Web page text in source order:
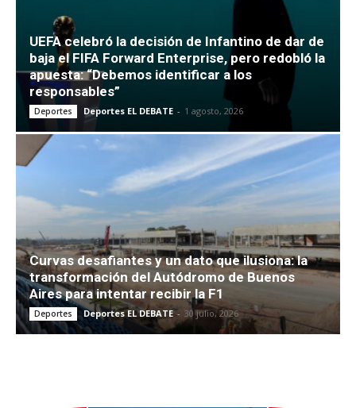
UEFA celebró la decisión de Infantino de dar de
baja el FIFA Forward Enterprise, pero redobló la
apuesta: “Debemos identificar a los
responsables”
Deportes Deportes EL DEBATE - 1 agosto, 2026
Curvas desafiantes y un dato que ilusiona: la
transformación del Autódromo de Buenos
Aires para intentar recibir la F1
Deportes Deportes EL DEBATE - 30 julio, 2026